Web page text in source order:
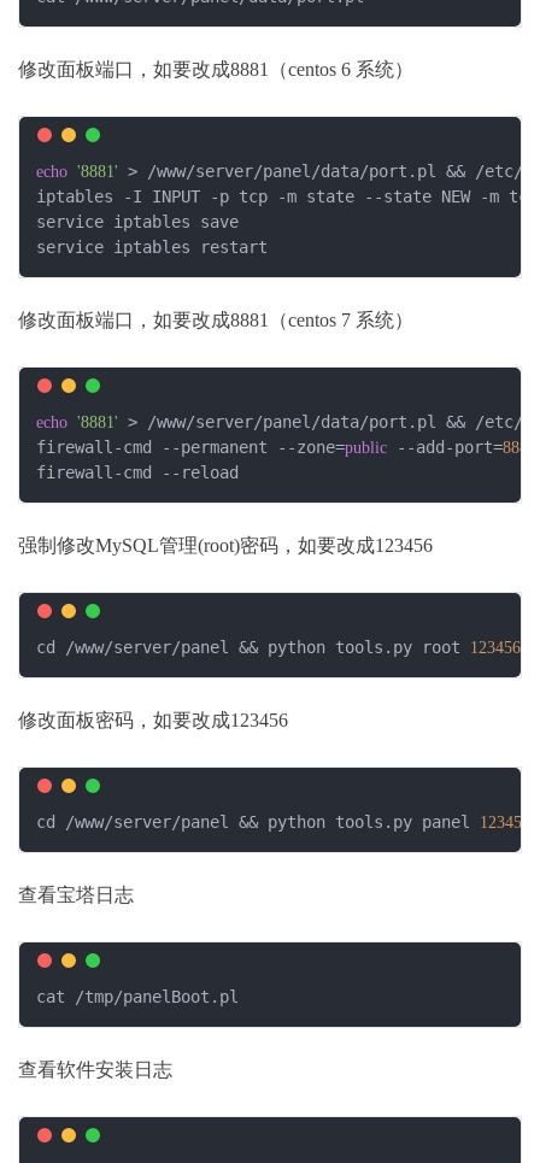
修改面板端口，如要改成8881（centos 6 系统）
echo '8881' > /www/server/panel/data/port.pl && /
iptables -I INPUT -p tcp -m state --state NEW -m
service iptables save
service iptables restart
修改面板端口，如要改成8881（centos 7 系统）
echo '8881' > /www/server/panel/data/port.pl && /
firewall-cmd --permanent --zone=public --add-port=8881
firewall-cmd --reload
强制修改MySQL管理(root)密码，如要改成123456
cd /www/server/panel && python tools.py root 123456
修改面板密码，如要改成123456
cd /www/server/panel && python tools.py panel 123456
查看宝塔日志
cat /tmp/panelBoot.pl
查看软件安装日志